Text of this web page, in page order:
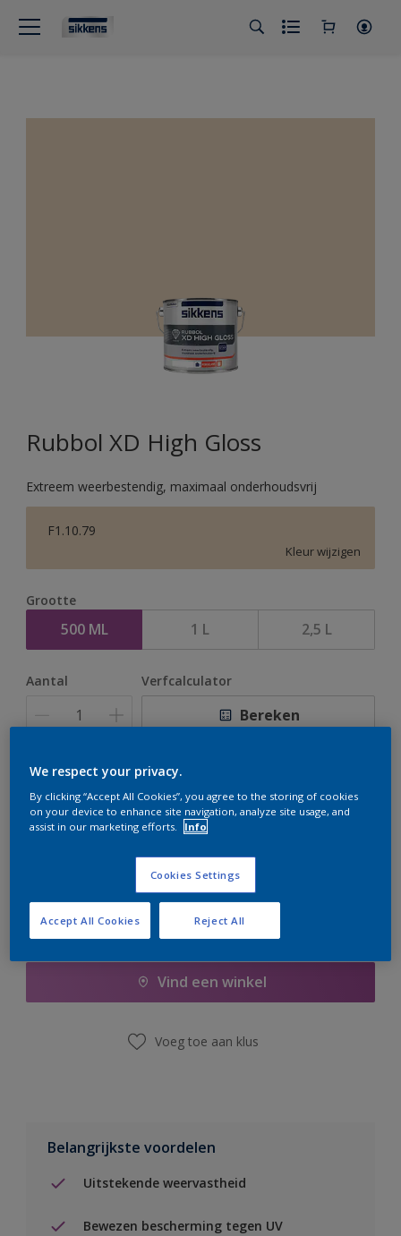
Rubbol XD High Gloss
Extreem weerbestendig, maximaal onderhoudsvrij
F1.10.79
Kleur wijzigen
Grootte
500 ML 1 L 2,5 L
Aantal Verfcalculator
Bereken
Op dit moment is het niet mogelijk dit product online
te bestellen. Houd de website in de gaten, we werken
er hard aan om de voorraad aan te vullen.
Boodschappenlijst
Vind een winkel
Voeg toe aan klus
Belangrijkste voordelen
Uitstekende weervastheid
Bewezen bescherming tegen UV
We respect your privacy.
By clicking “Accept All Cookies”, you agree to the storing of cookies
on your device to enhance site navigation, analyze site usage, and
assist in our marketing efforts.
Info
Cookies Settings
Reject All
Accept All Cookies